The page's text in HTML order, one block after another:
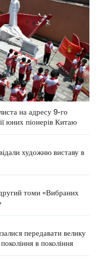
на адресу 9-го
юних піонерів Китаю
художню виставу в
томи «Вибраних
передавати велику
в покоління